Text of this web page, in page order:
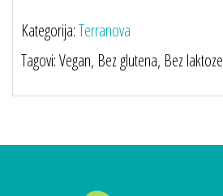
Kategorija:Terranova
Tagovi: Vegan, Bez glutena, Bez laktoze